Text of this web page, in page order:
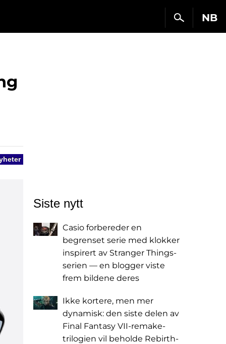
NB
Siste nytt
Casio forbereder en
begrenset serie med klokker
inspirert av Stranger Things-
serien — en blogger viste
frem bildene deres
Ikke kortere, men mer
dynamisk: den siste delen av
Final Fantasy VII-remake-
trilogien vil beholde Rebirth-